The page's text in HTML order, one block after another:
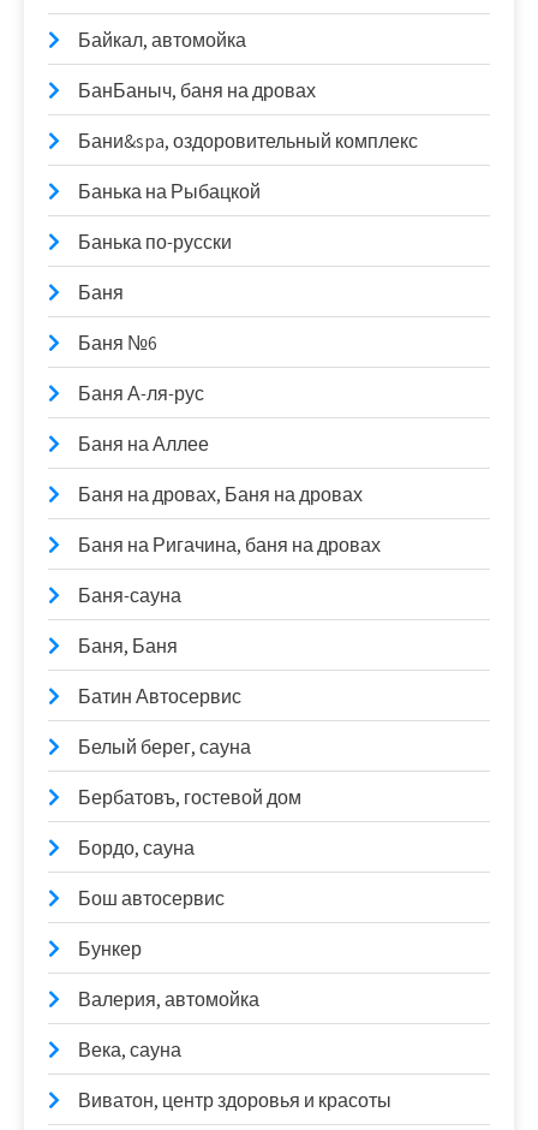
Байкал, автомойка
БанБаныч, баня на дровах
Бани&spa, оздоровительный комплекс
Банька на Рыбацкой
Банька по-русски
Баня
Баня №6
Баня А-ля-рус
Баня на Аллее
Баня на дровах, Баня на дровах
Баня на Ригачина, баня на дровах
Баня-сауна
Баня, Баня
Батин Автосервис
Белый берег, сауна
Бербатовъ, гостевой дом
Бордо, сауна
Бош автосервис
Бункер
Валерия, автомойка
Века, сауна
Виватон, центр здоровья и красоты